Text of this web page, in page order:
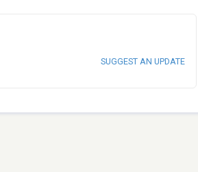
SUGGEST AN UPDATE